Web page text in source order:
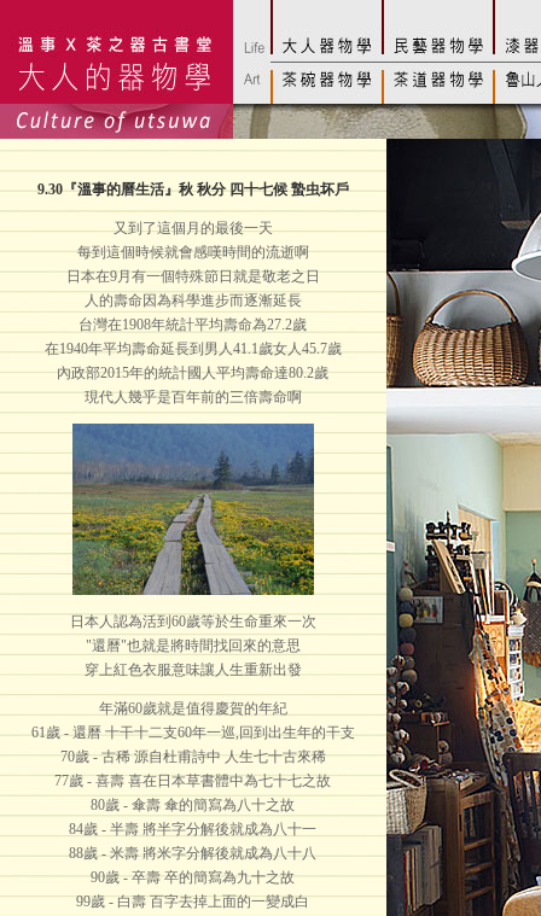
9.30『溫事的曆生活』秋 秋分 四十七候 蟄虫坏戶
又到了這個月的最後一天
每到這個時候就會感嘆時間的流逝啊
日本在9月有一個特殊節日就是敬老之日
人的壽命因為科學進步而逐漸延長
台灣在1908年統計平均壽命為27.2歲
在1940年平均壽命延長到男人41.1歲女人45.7歲
內政部2015年的統計國人平均壽命達80.2歲
現代人幾乎是百年前的三倍壽命啊
日本人認為活到60歲等於生命重來一次
"還曆"也就是將時間找回來的意思
穿上紅色衣服意味讓人生重新出發
年滿60歲就是值得慶賀的年紀
61歲 - 還曆 十干十二支60年一巡,回到出生年的干支
70歲 - 古稀 源自杜甫詩中 人生七十古來稀
77歲 - 喜壽 喜在日本草書體中為七十七之故
80歲 - 傘壽 傘的簡寫為八十之故
84歲 - 半壽 將半字分解後就成為八十一
88歲 - 米壽 將米字分解後就成為八十八
90歲 - 卒壽 卒的簡寫為九十之故
99歲 - 白壽 百字去掉上面的一變成白